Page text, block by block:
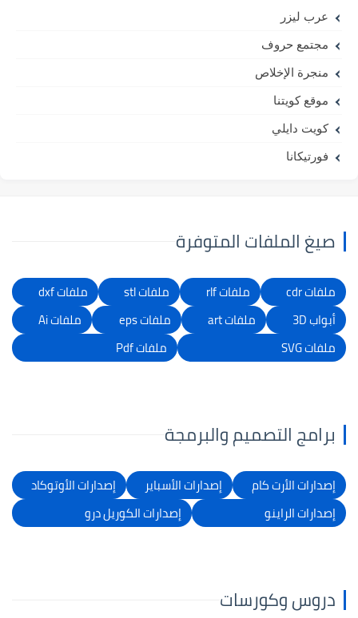
عرب ليزر
مجتمع حروف
منجرة الإخلاص
موقع كويتنا
كويت دايلي
فورتيكانا
صيغ الملفات المتوفرة
ملفات cdr ملفات rlf ملفات stl
ملفات dxf
أبواب 3D
ملفات art ملفات eps
ملفات Ai
ملفات SVG
ملفات Pdf
برامج التصميم والبرمجة
إصدارات الأرت كام إصدارات الأسباير
إصدارات الأوتوكاد
إصدارات الراينو
إصدارات الكوريل درو
دروس وكورسات